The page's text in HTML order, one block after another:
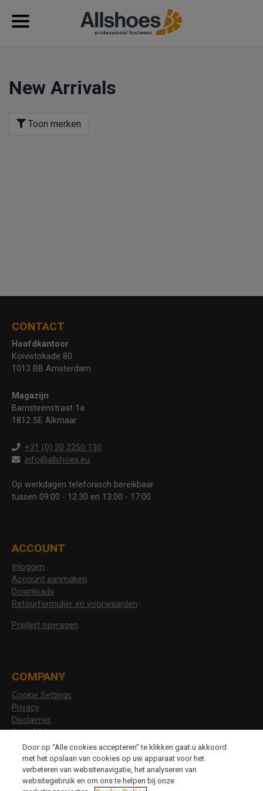
New Arrivals
Toon merken
CONTACT
Hoofdkantoor
Koivistokade 80
1013 BB Amsterdam
Magazijn
Barnsteenstraat 1a
1812 SE Alkmaar
+31 (0) 20 2250 130
info@allshoes.eu
Op werkdagen telefonisch bereikbaar
tussen 09:00 - 12:30 en 13:00 - 17:00
ACCOUNT
Inloggen
Account aanmaken
Downloads
Retourformulier en voorwaarden
Prijslijst opvragen
COMPANY
Cookie Settings
Privacy
Disclaimer
Over Allshoes
Vacatures
Door op “Alle cookies accepteren” te klikken gaat u akkoord
met het opslaan van cookies op uw apparaat voor het
verbeteren van websitenavigatie, het analyseren van
websitegebruik en om ons te helpen bij onze